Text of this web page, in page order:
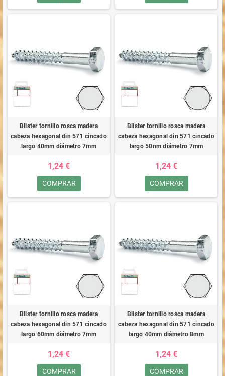
Blister tornillo rosca madera
cabeza hexagonal din 571 cincado
largo 40mm diámetro 7mm
1,24 €
COMPRAR
Blister tornillo rosca madera
cabeza hexagonal din 571 cincado
largo 50nm diámetro 7mm
1,24 €
COMPRAR
Blister tornillo rosca madera
cabeza hexagonal din 571 cincado
largo 60mm diámetro 7mm
1,24 €
COMPRAR
Blister tornillo rosca madera
cabeza hexagonal din 571 cincado
largo 40mm diámetro 8mm
1,24 €
COMPRAR